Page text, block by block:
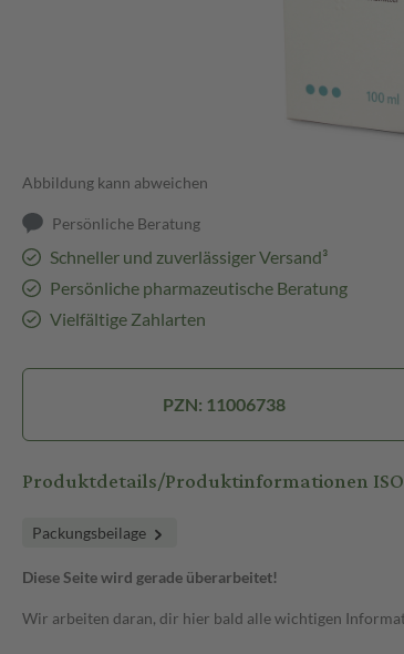
Abbildung kann abweichen
Persönliche Beratung
Schneller und zuverlässiger Versand³
Persönliche pharmazeutische Beratung
Vielfältige Zahlarten
PZN: 11006738
Produktdetails/Produktinformationen
Packungsbeilage
Diese Seite wird gerade überarbeitet!
Wir arbeiten daran, dir hier bald alle wichtigen